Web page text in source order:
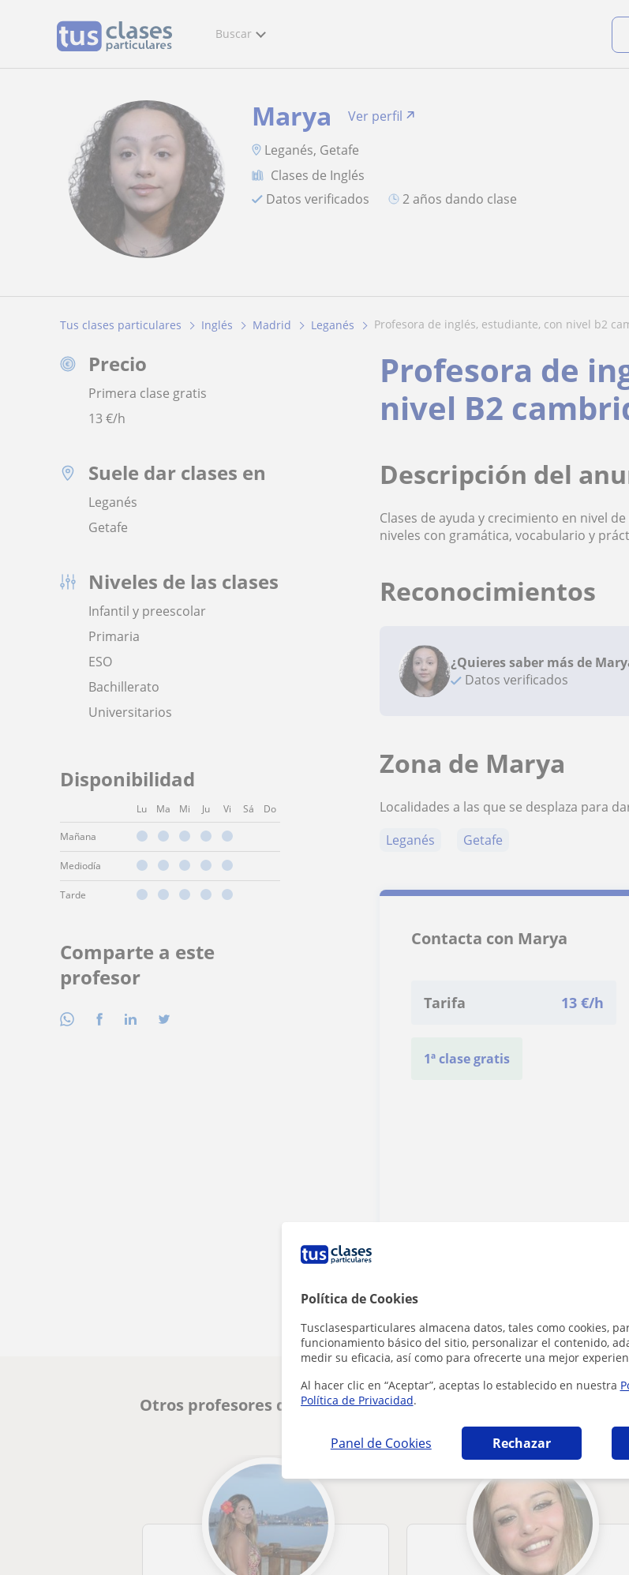
Política de Cookies
Tusclasesparticulares almacena datos, tales como cookies,
funcionamiento básico del sitio, personalizar el contenido,
medir su eficacia, así como para ofrecerte una mejor
Al hacer clic en “Aceptar”, aceptas lo establecido en nuestra
Política de Privacidad.
Panel de Cookies Rechazar
Buscar
Marya
Ver perfil
Leganés, Getafe
Clases de Inglés
Datos verificados
2 años dando clase
Tus clases particulares Inglés Madrid Leganés profesora de inglés, estudiante, con nivel b2
Precio
Primera clase gratis
13 €/h
Suele dar clases en
Leganés
Getafe
Niveles de las clases
Infantil y preescolar
Primaria
ESO
Bachillerato
Universitarios
Disponibilidad
Lu Ma Mi Ju Vi Sá Do
Mañana
Mediodía
Tarde
Comparte a este
profesor
Profesora de
nivel B2
Descripción del
Clases de ayuda y crecimiento en nivel
niveles con gramática, vocabulario y
Reconocimientos
¿Quieres saber más de
Datos verificados
Zona de Marya
Localidades a las que se desplaza para
Leganés
Getafe
Contacta con Marya
Tarifa 13 €/h
1ª clase gratis
¿Hay algún error en este perfil?
Otros profesores de Inglés en Leganés que pueden interesarte